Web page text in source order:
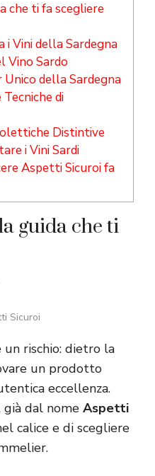
che ti fa scegliere
i Vini della Sardegna
Vino Sardo
della Sardegna
di
Distintive
i Vini Sardi
Aspetti Sicuroi fa
guida che ti
Sicuroi
un rischio: dietro la
un prodotto
eccellenza.
già dal nome Aspetti
calice e di scegliere